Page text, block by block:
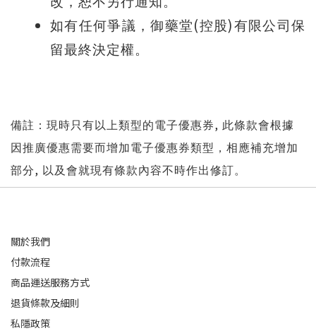
如有任何爭議，御藥堂(控股)有限公司保
留最終決定權。
備註：現時只有以上類型的電子優惠券, 此條款會根據
因推廣優惠需要而增加電子優惠券類型，相應補充增加
部分, 以及會就現有條款內容不時作出修訂。
關於我們
付款流程
商品運送服務方式
退貨條款及細則
私隱政策